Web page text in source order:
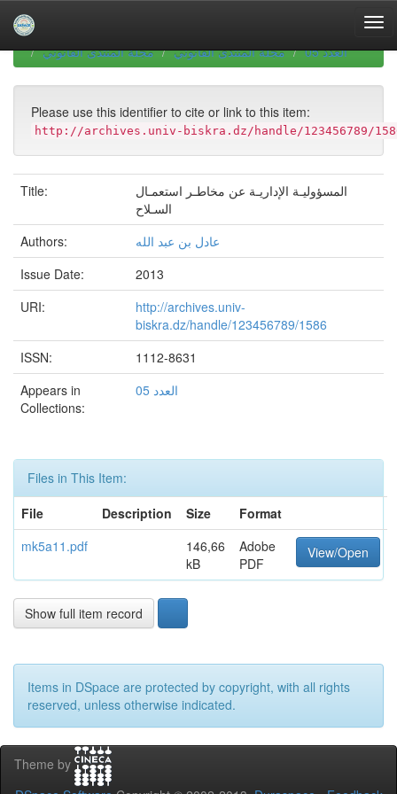
navigationUniversity of Biskra Repository
مجلة المنتدى القانوني
مجلة المنتدى القانوني العدد 05
Please use this identifier to cite or link to this item:
http://archives.univ-biskra.dz/handle/123456789/
Title:
المسؤوليـة الإداريـة عن مخاطـر استعمـال
السـلاح
Authors:
عادل بن عبد الله
Issue Date:
2013
URI:
http://archives.univ-
biskra.dz/handle/123456789/1586
ISSN:
1112-8631
Appears in
Collections:
العدد 05
Files in This Item:
File
Description Size
Format
mk5a11.pdf
146,66
kB
Adobe
PDF
View/Open
Show full item record
Items in DSpace are protected by copyright, with all rights
reserved, unless otherwise indicated.
Theme by